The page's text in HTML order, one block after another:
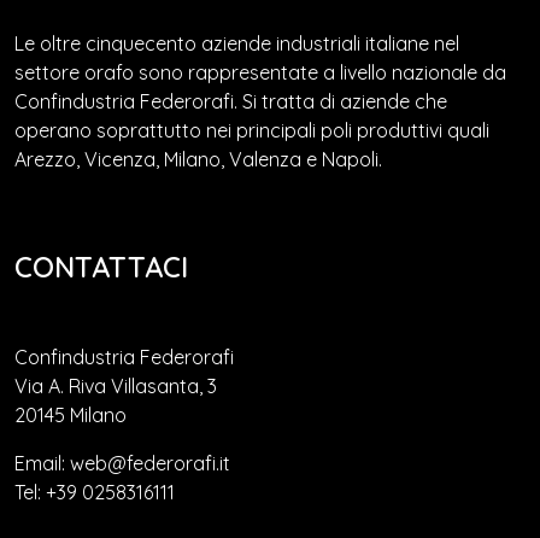
Le oltre cinquecento aziende industriali italiane nel
settore orafo sono rappresentate a livello nazionale da
Confindustria Federorafi. Si tratta di aziende che
operano soprattutto nei principali poli produttivi quali
Arezzo, Vicenza, Milano, Valenza e Napoli.
CONTATTACI
Confindustria Federorafi
Via A. Riva Villasanta, 3
20145 Milano
Email: web@federorafi.it
Tel: +39 0258316111